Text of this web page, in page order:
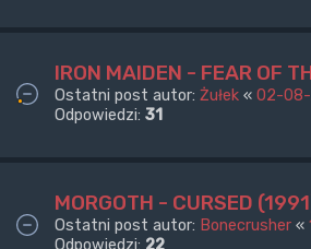
IRON MAIDEN - FEAR OF
Ostatni post autor: Żułek « 02-08-
Odpowiedzi: 31
MORGOTH - CURSED
Ostatni post autor: Bonecrusher «